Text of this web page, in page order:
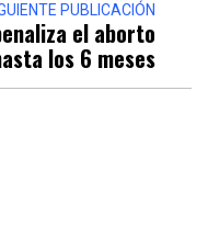
PUBLICACIÓN
el aborto
los 6 meses